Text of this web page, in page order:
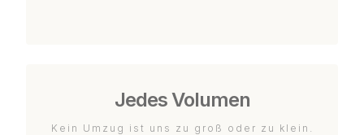
Jedes Volumen
Kein Umzug ist uns zu groß oder zu klein.